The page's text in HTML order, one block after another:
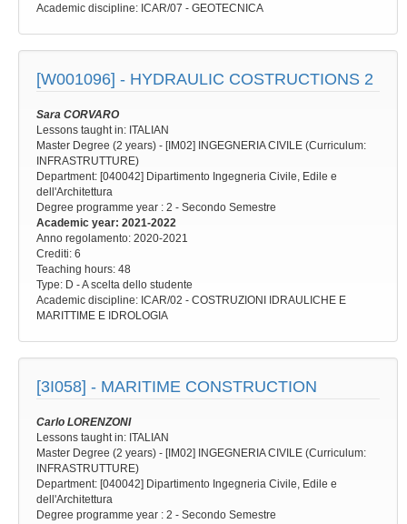
Academic discipline: ICAR/07 - GEOTECNICA
[W001096] - HYDRAULIC COSTRUCTIONS 2
Sara CORVARO
Lessons taught in: ITALIAN
Master Degree (2 years) - [IM02] INGEGNERIA CIVILE (Curriculum:
INFRASTRUTTURE)
Department: [040042] Dipartimento Ingegneria Civile, Edile e
dell'Architettura
Degree programme year : 2 - Secondo Semestre
Academic year: 2021-2022
Anno regolamento: 2020-2021
Crediti: 6
Teaching hours: 48
Type: D - A scelta dello studente
Academic discipline: ICAR/02 - COSTRUZIONI IDRAULICHE E
MARITTIME E IDROLOGIA
[3I058] - MARITIME CONSTRUCTION
Carlo LORENZONI
Lessons taught in: ITALIAN
Master Degree (2 years) - [IM02] INGEGNERIA CIVILE (Curriculum:
INFRASTRUTTURE)
Department: [040042] Dipartimento Ingegneria Civile, Edile e
dell'Architettura
Degree programme year : 2 - Secondo Semestre